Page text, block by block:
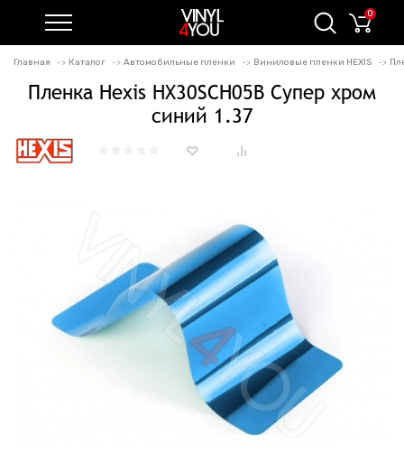
0
Главная Каталог Автомобильные пленки Виниловые пленки HEXIS
Пленка Hexis HX30SCH05B Супер хром
синий 1.37